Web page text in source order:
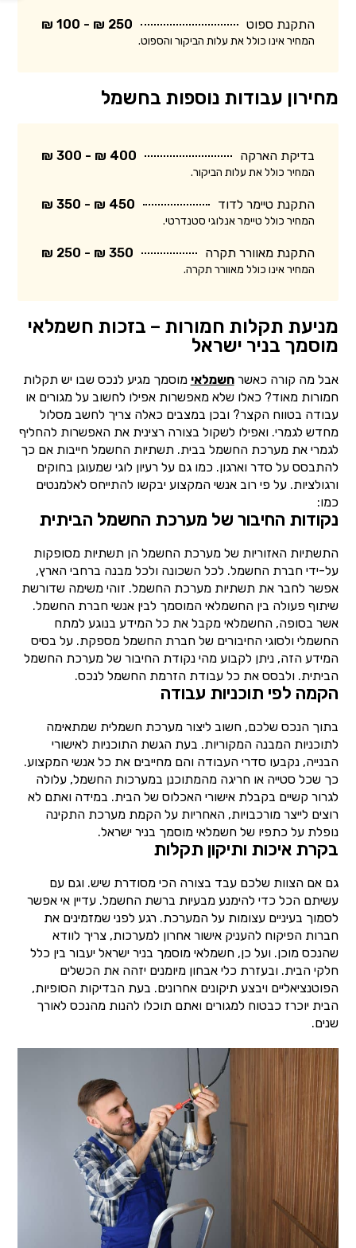
התקנת ספוט 250 ₪ - 100 ₪
המחיר אינו כולל את עלות הביקור והספוט.
מחירון עבודות נוספות בחשמל
בדיקת הארקה 400 ₪ - 300 ₪
המחיר כולל את עלות הביקור.
התקנת טיימר לדוד 450 ₪ - 350 ₪
המחיר כולל טיימר אנלוגי סטנדרטי.
התקנת מאוורר תקרה 350 ₪ - 250 ₪
המחיר אינו כולל מאוורר תקרה.
מניעת תקלות חמורות – בזכות חשמלאי
מוסמך בניר ישראל
אבל מה קורה כאשרחשמלאי מוסמך מגיע לנכס שבו יש תקלות
חמורות מאוד? כאלו שלא מאפשרות אפילו לחשוב על מגורים או
עבודה בטווח הקצר? ובכן במצבים כאלה צריך לחשב מסלול
מחדש לגמרי. ואפילו לשקול בצורה רצינית את האפשרות להחליף
לגמרי את מערכת החשמל בבית. תשתיות החשמל חייבות אם כך
להתבסס על סדר וארגון. כמו גם על רעיון לוגי שמעוגן בחוקים
ורגולציות. על פי רוב אנשי המקצוע יבקשו להתייחס לאלמנטים
כמו:
נקודות החיבור של מערכת החשמל הביתית
התשתיות האזוריות של מערכת החשמל הן תשתיות מסופקות
על-ידי חברת החשמל. לכל השכונה ולכל מבנה ברחבי הארץ,
אפשר לחבר את תשתיות מערכת החשמל. זוהי משימה שדורשת
שיתוף פעולה בין החשמלאי המוסמך לבין אנשי חברת החשמל.
אשר בסופה, החשמלאי מקבל את כל המידע בנוגע למתח
החשמלי ולסוגי החיבורים של חברת החשמל מספקת. על בסיס
המידע הזה, ניתן לקבוע מהי נקודת החיבור של מערכת החשמל
הביתית. ולבסס את כל עבודת הזרמת החשמל לנכס.
הקמה לפי תוכניות עבודה
בתוך הנכס שלכם, חשוב ליצור מערכת חשמלית שמתאימה
לתוכניות המבנה המקוריות. בעת הגשת התוכניות לאישורי
הבנייה, נקבעו סדרי העבודה והם מחייבים את כל אנשי המקצוע.
כך שכל סטייה או חריגה מהמתוכנן במערכות החשמל, עלולה
לגרור קשיים בקבלת אישורי האכלוס של הבית. במידה ואתם לא
רוצים לייצר מורכבויות, האחריות על הקמת מערכת התקינה
נופלת על כתפיו של חשמלאי מוסמך בניר ישראל.
בקרת איכות ותיקון תקלות
גם אם הצוות שלכם עבד בצורה הכי מסודרת שיש. וגם עם
עשיתם הכל כדי להימנע מבעיות ברשת החשמל. עדיין אי אפשר
לסמוך בעיניים עצומות על המערכת. רגע לפני שמזמינים את
חברות הפיקוח להעניק אישור אחרון למערכות, צריך לוודא
שהנכס מוכן. ועל כן, חשמלאי מוסמך בניר ישראל יעבור בין כלל
חלקי הבית. ובעזרת כלי אבחון מיומנים יזהה את הכשלים
הפוטנציאליים ויבצע תיקונים אחרונים. בעת הבדיקות הסופיות,
הבית יוכרז כבטוח למגורים ואתם תוכלו להנות מהנכס לאורך
שנים.